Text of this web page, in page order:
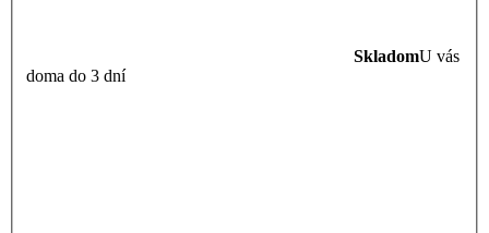
SkladomU vás
doma do 3 dní